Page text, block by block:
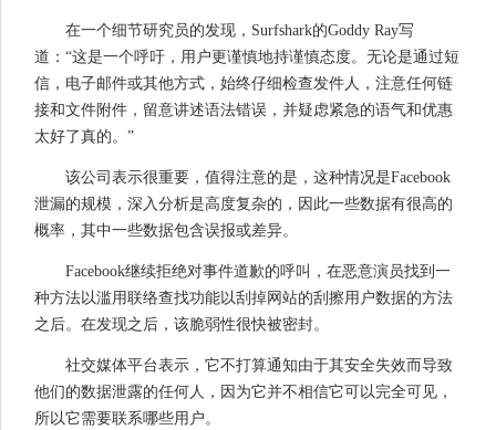
在一个细节研究员的发现，Surfshark的Goddy Ray写
道：“这是一个呼吁，用户更谨慎地持谨慎态度。无论是通过短
信，电子邮件或其他方式，始终仔细检查发件人，注意任何链
接和文件附件，留意讲述语法错误，并疑虑紧急的语气和优惠
太好了真的。”
该公司表示很重要，值得注意的是，这种情况是Facebook
泄漏的规模，深入分析是高度复杂的，因此一些数据有很高的
概率，其中一些数据包含误报或差异。
Facebook继续拒绝对事件道歉的呼叫，在恶意演员找到一
种方法以滥用联络查找功能以刮掉网站的刮擦用户数据的方法
之后。在发现之后，该脆弱性很快被密封。
社交媒体平台表示，它不打算通知由于其安全失效而导致
他们的数据泄露的任何人，因为它并不相信它可以完全可见，
所以它需要联系哪些用户。